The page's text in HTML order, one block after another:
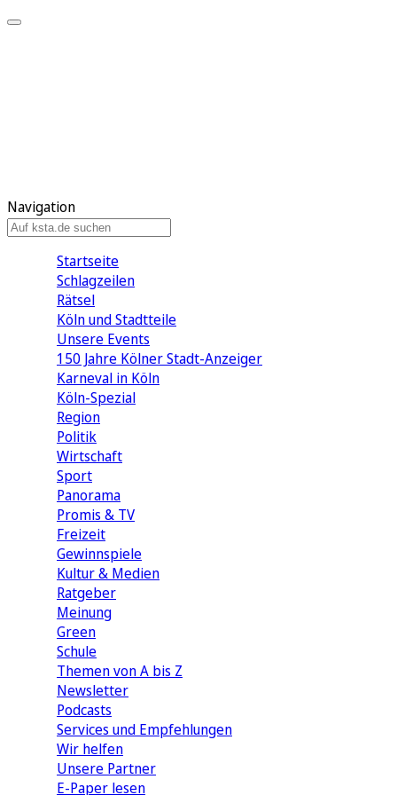
Navigation
Startseite
Schlagzeilen
Rätsel
Köln und Stadtteile
Unsere Events
150 Jahre Kölner Stadt-Anzeiger
Karneval in Köln
Köln-Spezial
Region
Politik
Wirtschaft
Sport
Panorama
Promis & TV
Freizeit
Gewinnspiele
Kultur & Medien
Ratgeber
Meinung
Green
Schule
Themen von A bis Z
Newsletter
Podcasts
Services und Empfehlungen
Wir helfen
Unsere Partner
E-Paper lesen